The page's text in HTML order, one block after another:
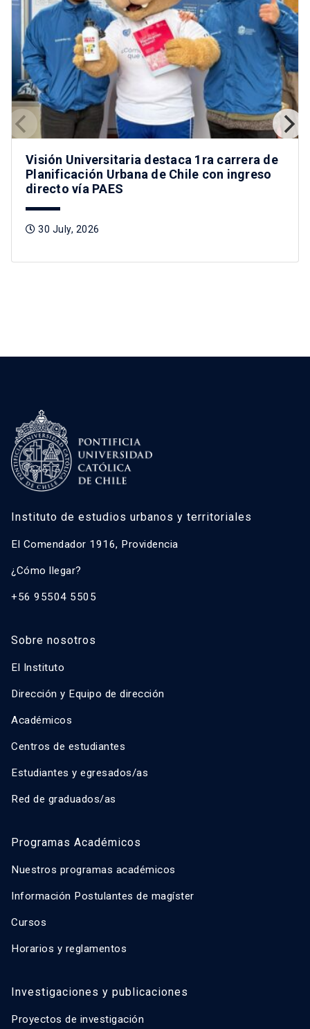
Visión Universitaria destaca 1ra carrera de
Planificación Urbana de Chile con ingreso
directo vía PAES
30 July, 2026
Instituto de estudios urbanos y territoriales
El Comendador 1916, Providencia
¿Cómo llegar?
+56 95504 5505
Sobre nosotros
El Instituto
Dirección y Equipo de dirección
Académicos
Centros de estudiantes
Estudiantes y egresados/as
Red de graduados/as
Programas Académicos
Nuestros programas académicos
Información Postulantes de magíster
Cursos
Horarios y reglamentos
Investigaciones y publicaciones
Proyectos de investigación